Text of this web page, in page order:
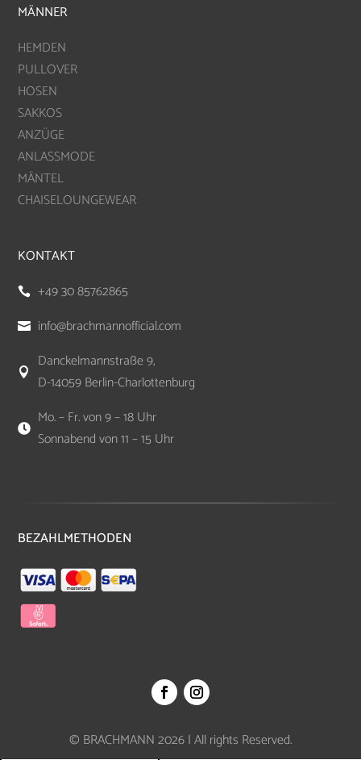
MÄNNER
HEMDEN
PULLOVER
HOSEN
SAKKOS
ANZÜGE
ANLASSMODE
MÄNTEL
CHAISELOUNGEWEAR
KONTAKT
 +49 30 85762865
 info@brachmannofficial.com

Danckelmannstraße 9,
D-14059 Berlin-Charlottenburg

Mo. – Fr. von 9 – 18 Uhr
Sonnabend von 11 – 15 Uhr
BEZAHLMETHODEN
© BRACHMANN 2026 | All rights Reserved.